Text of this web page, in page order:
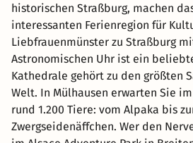
historischen Straßburg, machen
interessanten Ferienregion für
Liebfrauenmünster zu Straßburg
Astronomischen Uhr ist ein
Kathedrale gehört zu den größten
Welt. In Mülhausen erwarten Sie
rund 1.200 Tiere: vom Alpaka bis
Zwergseidenäffchen. Wer den